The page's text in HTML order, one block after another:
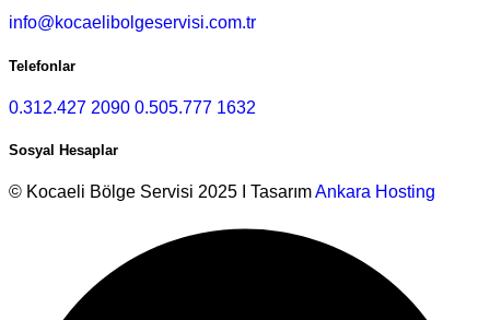
info@kocaelibolgeservisi.com.tr
Telefonlar
0.312.427 2090 0.505.777 1632
Sosyal Hesaplar
© Kocaeli Bölge Servisi 2025 I TasarımAnkara Hosting